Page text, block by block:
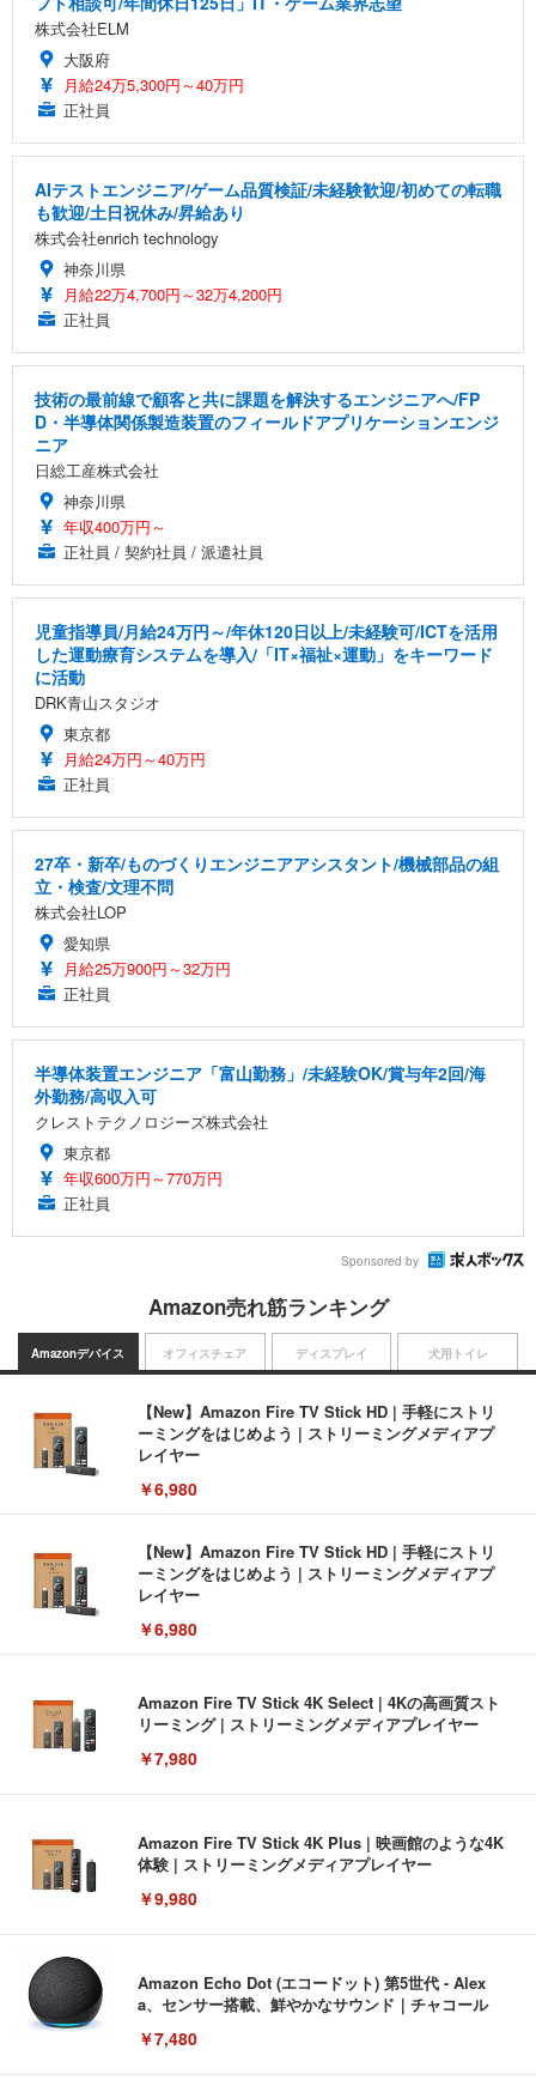
株式会社ELM
大阪府
月給24万5,300円～40万円
正社員
AIテストエンジニア/ゲーム品質検証/未経験歓迎/初めての転職
も歓迎/土日祝休み/昇給あり
株式会社enrich technology
神奈川県
月給22万4,700円～32万4,200円
正社員
技術の最前線で顧客と共に課題を解決するエンジニアへ/FP
D・半導体関係製造装置のフィールドアプリケーションエンジ
ニア
日総工産株式会社
神奈川県
年収400万円～
正社員 / 契約社員 / 派遣社員
児童指導員/月給24万円～/年休120日以上/未経験可/ICTを活用
した運動療育システムを導入/「IT×福祉×運動」をキーワード
に活動
DRK青山スタジオ
東京都
月給24万円～40万円
正社員
27卒・新卒/ものづくりエンジニアアシスタント/機械部品の組
立・検査/文理不問
株式会社LOP
愛知県
月給25万900円～32万円
正社員
半導体装置エンジニア「富山勤務」/未経験OK/賞与年2回/海
外勤務/高収入可
クレストテクノロジーズ株式会社
東京都
年収600万円～770万円
正社員
Sponsored by
Amazon売れ筋ランキング
Amazonデバイス
【New】Amazon Fire TV Stick HD | 手軽にストリ
ーミングをはじめよう | ストリーミングメディアプ
レイヤー
￥6,980
【New】Amazon Fire TV Stick HD | 手軽にストリ
ーミングをはじめよう | ストリーミングメディアプ
レイヤー
￥6,980
Amazon Fire TV Stick 4K Select | 4Kの高画質スト
リーミング | ストリーミングメディアプレイヤー
￥7,980
Amazon Fire TV Stick 4K Plus | 映画館のような4K
体験 | ストリーミングメディアプレイヤー
￥9,980
Amazon Echo Dot (エコードット) 第5世代 - Alex
a、センサー搭載、鮮やかなサウンド｜チャコール
￥7,480
オフィスチェア ディスプレイ 犬用トイレ